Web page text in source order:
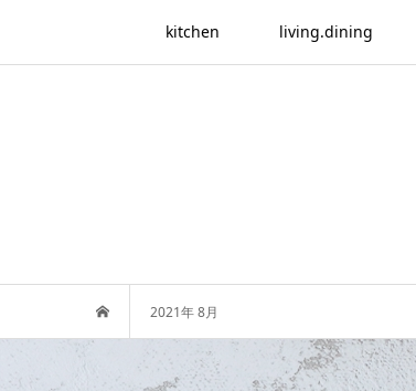
kitchen living.dining
2021年 8月